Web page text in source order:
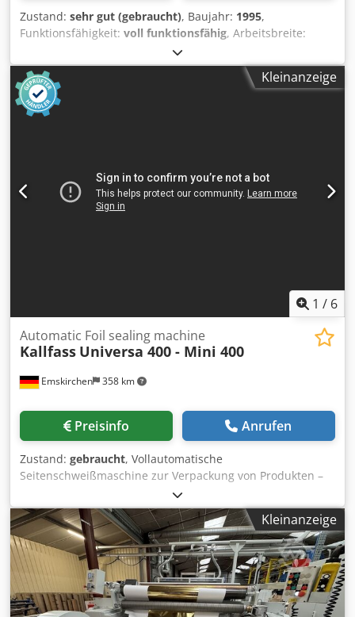
Zustand: sehr gut (gebraucht), Baujahr: 1995,
Funktionsfähigkeit: voll funktionsfähig, Arbeitsbreite:
, FLEXODRUCKMASCHINE SCHIAVI ARIES 6
FARBEN Zentralzylinder-Flexodruckmaschine mit
Zahnradantrieb 6 Farben Bedruckbare Materialien:
Kunststofffolien und Papier Max. Druckbreite: 1400 mm
Crjdpfx Ajyrnmujnijf Drucklänge min./max.: 320/1080 mm
Kleinanzeige
1 / 6
Emskirchen 358 km
Automatic Foil sealing machine
Kallfass Universa 400 - Mini 400
Preisinfo Anrufen
Zustand: gebraucht, Vollautomatische
Seitenschweißmaschine zur Verpackung von Produkten –
unabhängig von ihrer Länge – mit Volleinschlag und ohne
Folienüberlappung. Mit neuem Querstempel. Fully
automatic side sealing machine for packaging products –
regardless of their length – with full wrap and without film
overlap. With new cross seal bar. Online-Video-Inspection
by WhatsApp - MS Zoom - Telegram On Stock
Emskirchen/Nürnberg - Available Immediately - Can be
test Crsdpfxexcufds Anisf
Kleinanzeige